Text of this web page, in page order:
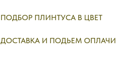
ПОДБОР ПЛИНТУСА В ЦВЕТ
ДОСТАВКА И ПОДЬЕМ